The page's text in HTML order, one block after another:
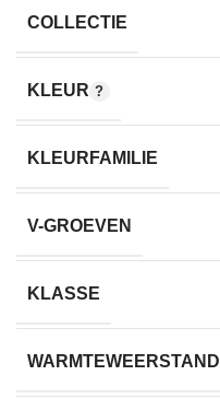
COLLECTIE
KLEUR
KLEURFAMILIE
V-GROEVEN
KLASSE
WARMTEWEERSTAND